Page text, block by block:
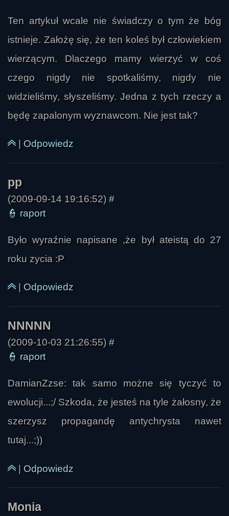
Ten artykuł wcale nie świadczy o tym że bóg
istnieje. Założę się, że ten koleś był człowiekiem
wierzącym. Dlaczego mamy wierzyć w coś
czego nigdy nie spotkaliśmy, nigdy nie
widzieliśmy, słyszeliśmy. Jedna z tych rzeczy a
będę zapalonym wyznawcom. Nie jest tak?
Odpowiedz
(2009-09-14 19:16:52) #
👮 raport
Było wyraźnie napisane ,że był ateistą do 27
roku zycia :P
Odpowiedz
(2009-10-03 21:26:55) #
👮 raport
DamianZzse: tak samo możne się tyczyć to
ewolucji...;/ Szkoda, że jesteś na tyle żałosny, że
szerzysz propagandę antychrysta nawet
tutaj...;))
| Odpowiedz
Adrian
DamianZzse